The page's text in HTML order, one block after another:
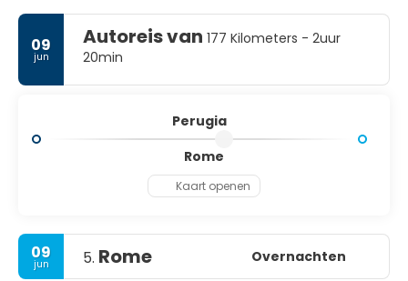
09
jun
Autoreis van 177 Kilometers - 2uur
20min
Perugia
Rome
Kaart openen
09
jun 5. Rome Overnachten